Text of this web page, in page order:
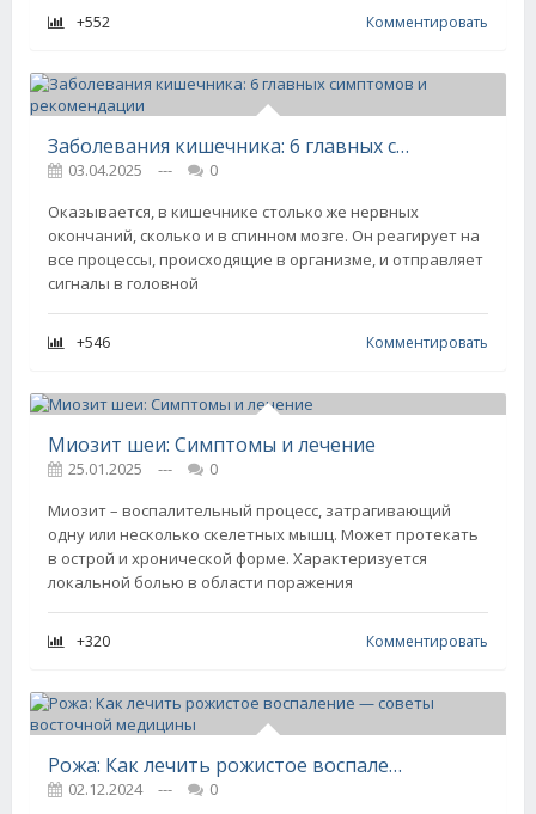
+552 Комментировать
Заболевания кишечника: 6 главных симптомов и рекомендации
03.04.2025 ---
0
Оказывается, в кишечнике столько же нервных
окончаний, сколько и в спинном мозге. Он реагирует на
все процессы, происходящие в организме, и отправляет
сигналы в головной
+546 Комментировать
Миозит шеи: Симптомы и лечение
25.01.2025 ---
0
Миозит – воспалительный процесс, затрагивающий
одну или несколько скелетных мышц. Может протекать
в острой и хронической форме. Характеризуется
локальной болью в области поражения
+320 Комментировать
Рожа: Как лечить рожистое воспаление — советы восточной медицины
02.12.2024 ---
0